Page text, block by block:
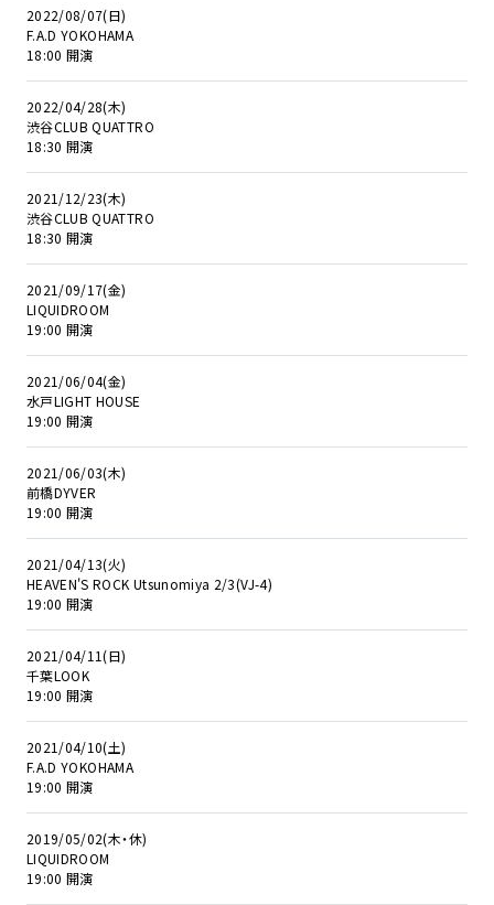
2022/08/07(日)
F.A.D YOKOHAMA
18:00 開演
2022/04/28(木)
渋谷CLUB QUATTRO
18:30 開演
2021/12/23(木)
渋谷CLUB QUATTRO
18:30 開演
2021/09/17(金)
LIQUIDROOM
19:00 開演
2021/06/04(金)
水戸LIGHT HOUSE
19:00 開演
2021/06/03(木)
前橋DYVER
19:00 開演
2021/04/13(火)
HEAVEN'S ROCK Utsunomiya 2/3(VJ-4)
19:00 開演
2021/04/11(日)
千葉LOOK
19:00 開演
2021/04/10(土)
F.A.D YOKOHAMA
19:00 開演
2019/05/02(木・休)
LIQUIDROOM
19:00 開演